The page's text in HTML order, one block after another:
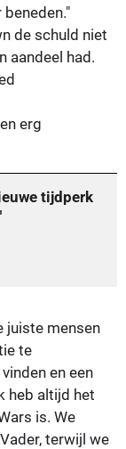
de schuld niet
aandeel had.
erg
tijdperk
juiste mensen
te
en een
heb altijd het
is. We
terwijl we